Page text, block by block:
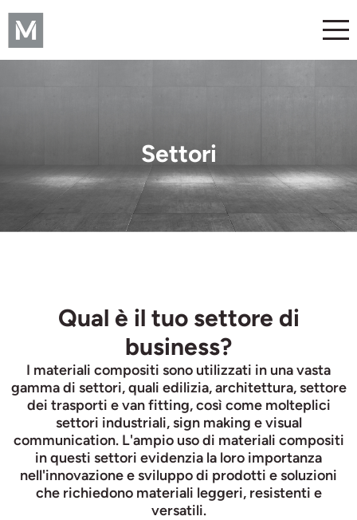
Settori
Qual è il tuo settore di
business?
I materiali compositi sono utilizzati in una vasta
gamma di settori, quali edilizia, architettura, settore
dei trasporti e van fitting, così come molteplici
settori industriali, sign making e visual
communication. L'ampio uso di materiali compositi
in questi settori evidenzia la loro importanza
nell'innovazione e sviluppo di prodotti e soluzioni
che richiedono materiali leggeri, resistenti e
versatili.